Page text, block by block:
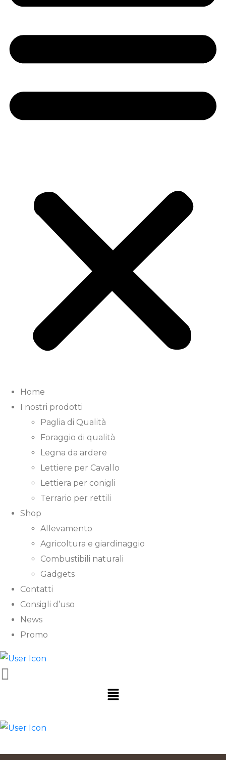
Home
I nostri prodotti
Paglia di Qualità
Foraggio di qualità
Legna da ardere
Lettiere per Cavallo
Lettiera per conigli
Terrario per rettili
Shop
Allevamento
Agricoltura e giardinaggio
Combustibili naturali
Gadgets
Contatti
Consigli d’uso
News
Promo